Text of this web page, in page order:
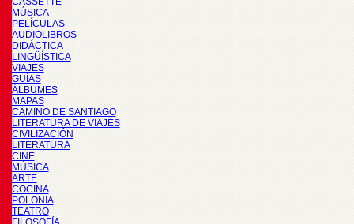
MÚSICA
PELÍCULAS
AUDIOLIBROS
DIDÁCTICA
LINGÜÍSTICA
VIAJES
GUÍAS
ÁLBUMES
MAPAS
CAMINO DE SANTIAGO
LITERATURA DE VIAJES
CIVILIZACIÓN
LITERATURA
CINE
MÚSICA
ARTE
COCINA
POLONIA
TEATRO